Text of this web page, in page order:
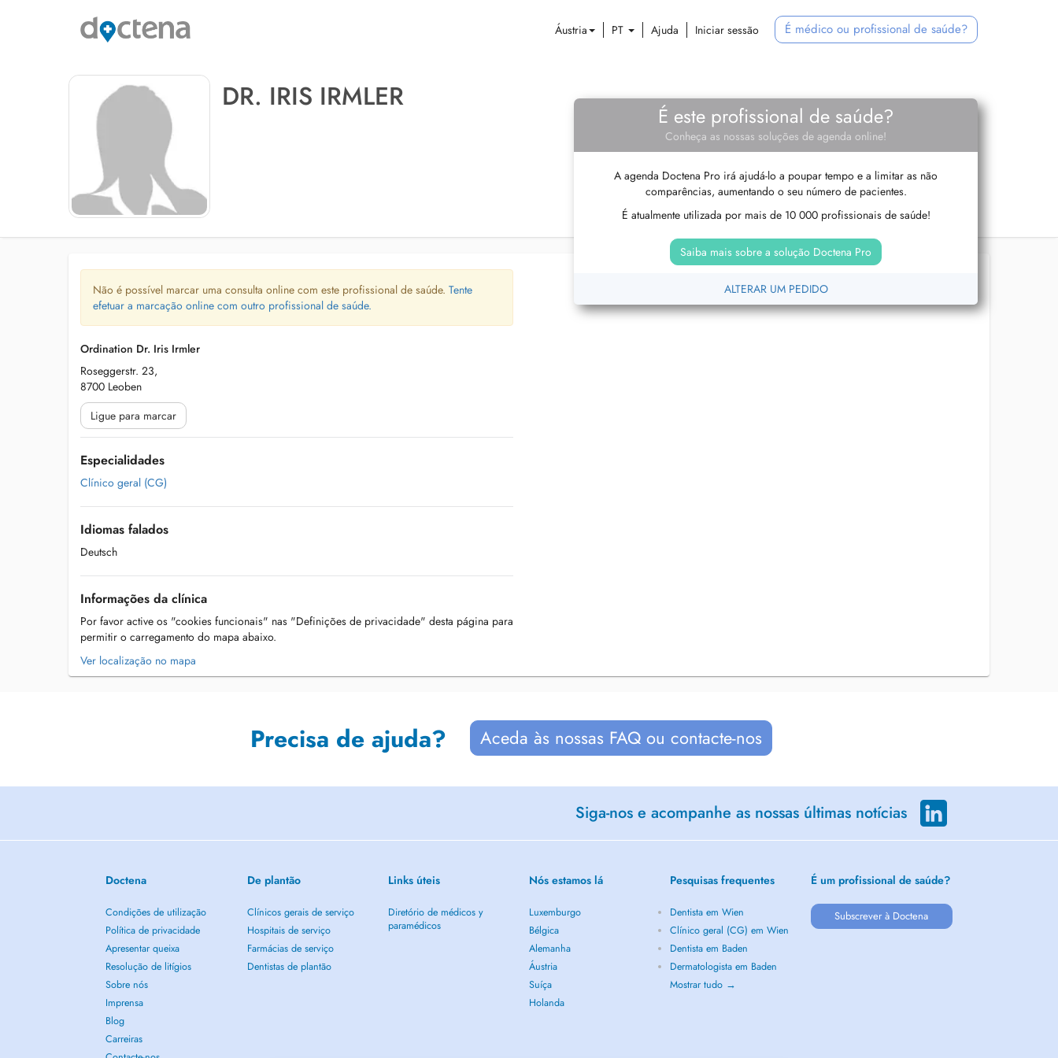
Áustria PT Ajuda Iniciar sessão É médico ou profissional de saúde?
DR. IRIS IRMLER
É este profissional de saúde?
Conheça as nossas soluções de agenda online!
A agenda Doctena Pro irá ajudá-lo a poupar tempo e a limitar as não
comparências, aumentando o seu número de pacientes.
É atualmente utilizada por mais de 10 000 profissionais de saúde!
Saiba mais sobre a solução Doctena Pro
ALTERAR UM PEDIDO
Não é possível marcar uma consulta online com este profissional de saúde. Tente
efetuar a marcação online com outro profissional de saúde.
Ordination Dr. Iris Irmler
Roseggerstr. 23,
8700 Leoben
Ligue para marcar
Especialidades
Clínico geral (CG)
Idiomas falados
Deutsch
Informações da clínica
Por favor active os "cookies funcionais" nas "Definições de privacidade" desta página para
permitir o carregamento do mapa abaixo.
Ver localização no mapa
Precisa de ajuda? Aceda às nossas FAQ ou contacte-nos
Siga-nos e acompanhe as nossas últimas notícias
Doctena
Condições de utilização
Política de privacidade
Apresentar queixa
Resolução de litígios
Sobre nós
Imprensa
Blog
Carreiras
De plantão
Clínicos gerais de serviço
Hospitais de serviço
Farmácias de serviço
Dentistas de plantão
Links úteis
Diretório de médicos y
paramédicos
Nós estamos lá
Luxemburgo
Bélgica
Alemanha
Áustria
Suíça
Holanda
Pesquisas frequentes
Dentista em Wien
Clínico geral (CG) em Wien
Dentista em Baden
Dermatologista em Baden
Mostrar tudo →
É um profissional de saúde?
Subscrever à Doctena